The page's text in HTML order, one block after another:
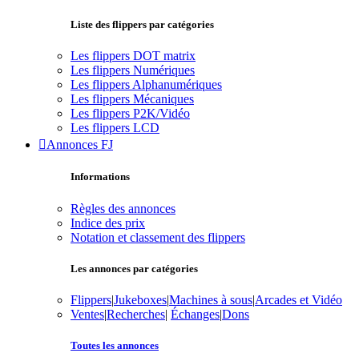
Liste des flippers par catégories
Les flippers DOT matrix
Les flippers Numériques
Les flippers Alphanumériques
Les flippers Mécaniques
Les flippers P2K/Vidéo
Les flippers LCD
Annonces FJ
Informations
Règles des annonces
Indice des prix
Notation et classement des flippers
Les annonces par catégories
Flippers|Jukeboxes|Machines à sous|Arcades et Vidéo
Ventes|Recherches| Échanges|Dons
Toutes les annonces